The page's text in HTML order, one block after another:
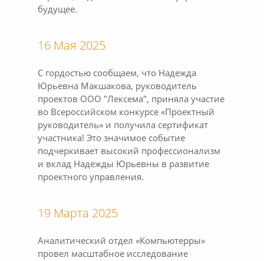
будущее.
16 Мая 2025
С гордостью сообщаем, что Надежда
Юрьевна Макшакова, руководитель
проектов ООО "Лексема", приняла участие
во Всероссийском конкурсе «Проектный
руководитель» и получила сертификат
участника! Это значимое событие
подчеркивает высокий профессионализм
и вклад Надежды Юрьевны в развитие
проектного управления.
19 Марта 2025
Аналитический отдел «Компьютерры»
провел масштабное исследование